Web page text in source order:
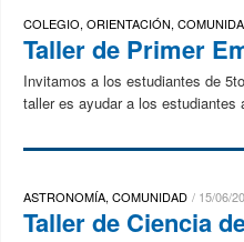
COLEGIO, ORIENTACIÓN,
Taller de Primer
Invitamos a los estudiantes de
taller es ayudar a los
ASTRONOMÍA, COMUNIDAD 15/06/
Taller de Ciencia